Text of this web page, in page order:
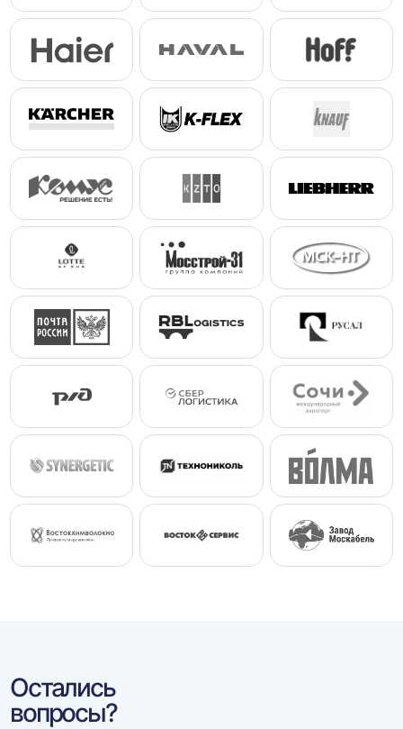
Остались
вопросы?